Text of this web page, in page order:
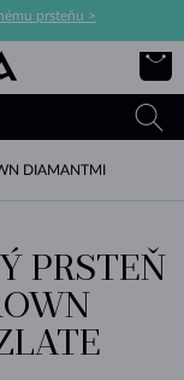
prsteňu >
DIAMANTMI
PRSTEŇ